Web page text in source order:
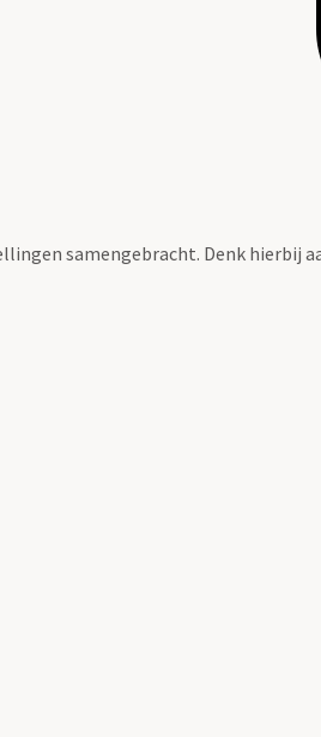
samengebracht. Denk hierbij